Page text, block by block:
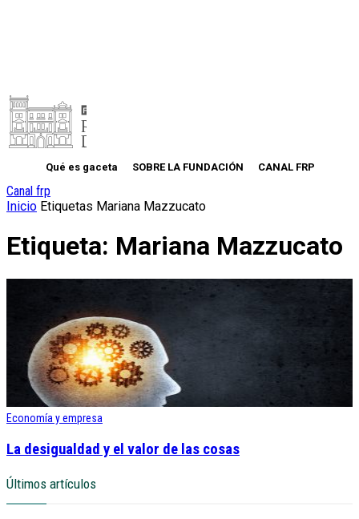
Qué es gaceta SOBRE LA FUNDACIÓN CANAL FRP
Canal frp
Inicio Etiquetas Mariana Mazzucato
Etiqueta: Mariana Mazzucato
Economía y empresa
La desigualdad y el valor de las cosas
Últimos artículos